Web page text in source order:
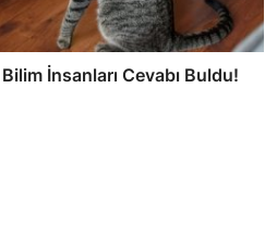
İnsanları Cevabı Buldu!